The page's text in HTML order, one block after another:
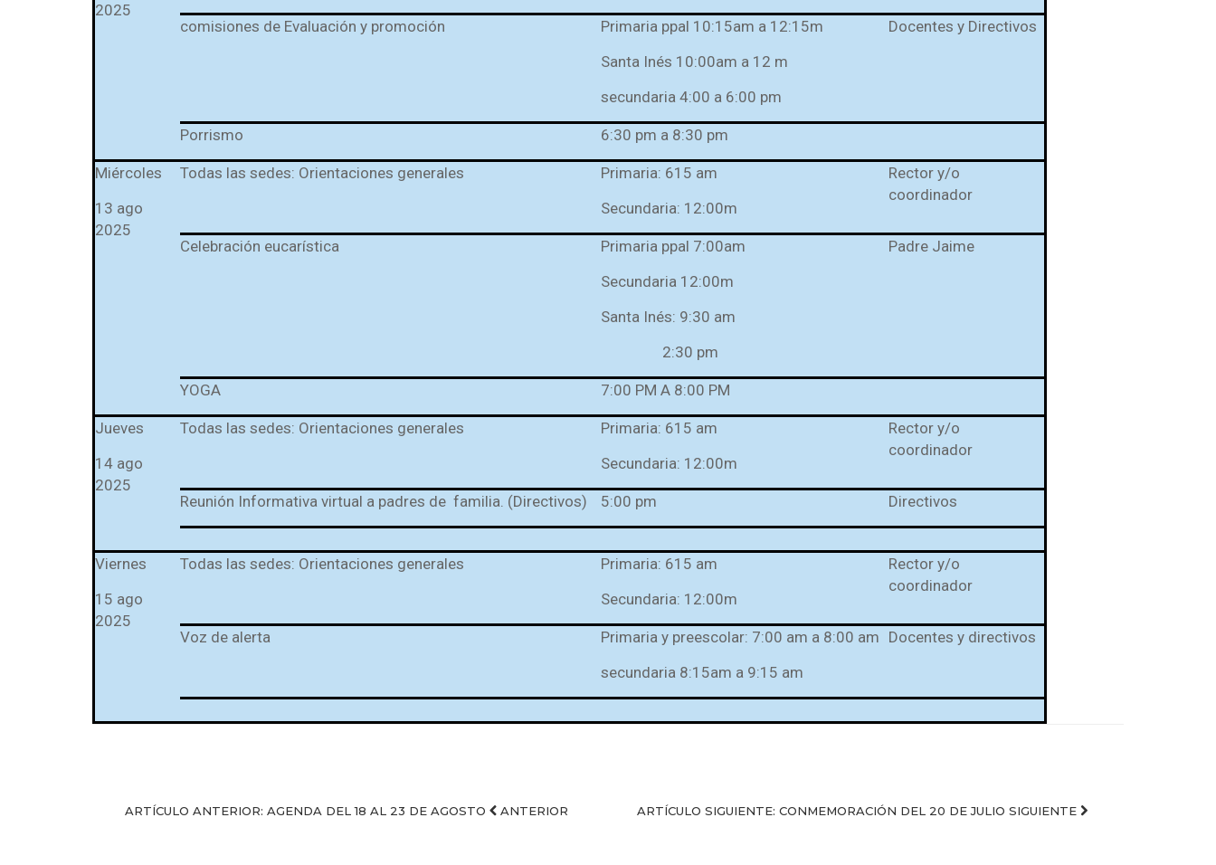
2025
comisiones de Evaluación y promoción
Primaria ppal 10:15am a 12:15m
Santa Inés 10:00am a 12 m
secundaria 4:00 a 6:00 pm
Docentes y Directivos
Porrismo 6:30 pm a 8:30 pm
Miércoles
13 ago
2025
Todas las sedes: Orientaciones generales
Primaria: 615 am
Secundaria: 12:00m
Rector y/o
coordinador
Celebración eucarística
Primaria ppal 7:00am
Secundaria 12:00m
Santa Inés: 9:30 am
2:30 pm
Padre Jaime
YOGA 7:00 PM A 8:00 PM
Jueves
14 ago
2025
Todas las sedes: Orientaciones generales
Primaria: 615 am
Secundaria: 12:00m
Rector y/o
coordinador
Reunión Informativa virtual a padres de familia. (Directivos) 5:00 pm Directivos
Viernes
15 ago
2025
Todas las sedes: Orientaciones generales
Primaria: 615 am
Secundaria: 12:00m
Rector y/o
coordinador
Voz de alerta
Primaria y preescolar: 7:00 am a 8:00 am
secundaria 8:15am a 9:15 am
Docentes y directivos
ARTÍCULO ANTERIOR: AGENDA DEL 18 AL 23 DE AGOSTO ANTERIOR ARTÍCULO SIGUIENTE: CONMEMORACIÓN DEL 20 DE JULIO SIGUIENTE